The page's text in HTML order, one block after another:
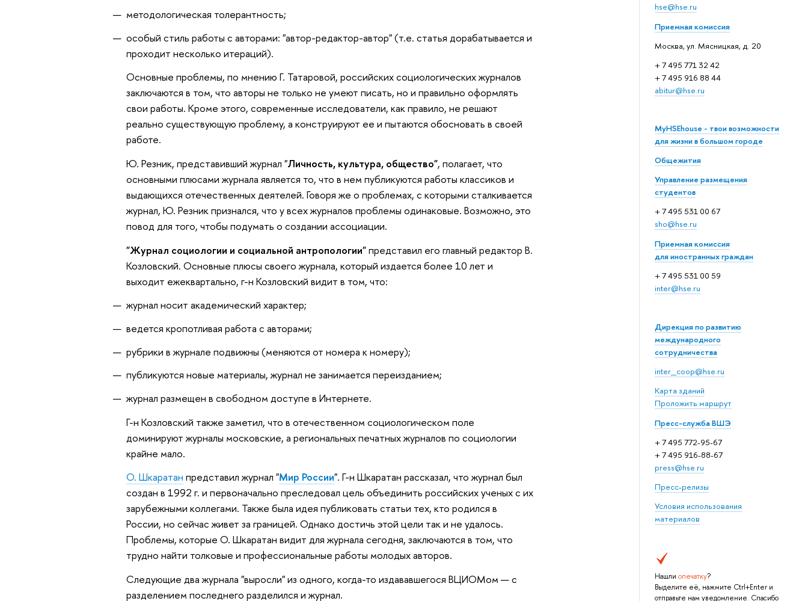
hse@hse.ru
Приемная комиссия
Москва, ул. Мясницкая, д. 20
+ 7 495 771 32 42
+ 7 495 916 88 44
abitur@hse.ru
MyHSEhouse - твои возможности
для жизни в большом городе
Общежития
Управление размещения
студентов
+ 7 495 531 00 67
sho@hse.ru
Приемная комиссия
для иностранных граждан
+ 7 495 531 00 59
inter@hse.ru
Дирекция по развитию
международного
сотрудничества
inter_coop@hse.ru
Карта зданий
Проложить маршрут
Пресс-служба ВШЭ
+ 7 495 772-95-67
+ 7 495 916-88-67
press@hse.ru
Пресс-релизы
Условия использования
материалов
Нашли опечатку?
Выделите её, нажмите Ctrl+Enter и
отправьте нам уведомление. Спасибо
методологическая толерантность;
особый стиль работы с авторами: "автор-редактор-автор" (т.е. статья дорабатывается и
проходит несколько итераций).
Основные проблемы, по мнению Г. Татаровой, российских социологических журналов
заключаются в том, что авторы не только не умеют писать, но и правильно оформлять
свои работы. Кроме этого, современные исследователи, как правило, не решают
реально существующую проблему, а конструируют ее и пытаются обосновать в своей
работе.
Ю. Резник, представивший журнал "Личность, культура, общество", полагает, что
основными плюсами журнала является то, что в нем публикуются работы классиков и
выдающихся отечественных деятелей. Говоря же о проблемах, с которыми сталкивается
журнал, Ю. Резник признался, что у всех журналов проблемы одинаковые. Возможно, это
повод для того, чтобы подумать о создании ассоциации.
"Журнал социологии и социальной антропологии"представил его главный редактор В.
Козловский. Основные плюсы своего журнала, который издается более 10 лет и
выходит ежеквартально, г-н Козловский видит в том, что:
журнал носит академический характер;
ведется кропотливая работа с авторами;
рубрики в журнале подвижны (меняются от номера к номеру);
публикуются новые материалы, журнал не занимается переизданием;
журнал размещен в свободном доступе в Интернете.
Г-н Козловский также заметил, что в отечественном социологическом поле
доминируют журналы московские, а региональных печатных журналов по социологии
крайне мало.
О. Шкаратан представил журнал "Мир России". Г-н Шкаратан рассказал, что журнал был
создан в 1992 г. и первоначально преследовал цель объединить российских ученых с их
зарубежными коллегами. Также была идея публиковать статьи тех, кто родился в
России, но сейчас живет за границей. Однако достичь этой цели так и не удалось.
Проблемы, которые О. Шкаратан видит для журнала сегодня, заключаются в том, что
трудно найти толковые и профессиональные работы молодых авторов.
Следующие два журнала "выросли" из одного, когда-то издававшегося ВЦИОМом — с
разделением последнего разделился и журнал.